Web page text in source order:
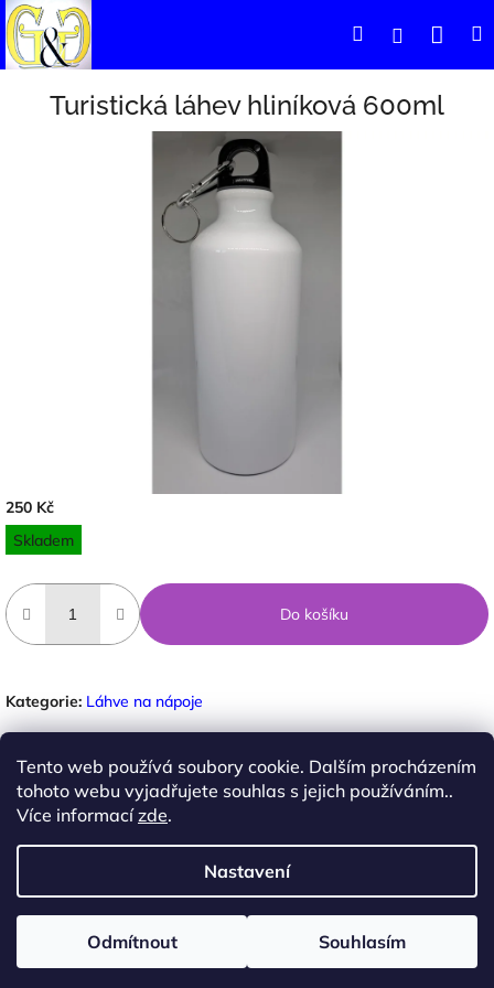
Tento web používá soubory cookie. Dalším procházením
tohoto webu vyjadřujete souhlas s jejich používáním..
Více informacízde.
Nastavení
Odmítnout Souhlasím
Přejít
na
obsah
HledatPřihlášení
Turistická láhev hliníková 600ml
250 Kč
Měrná
cena:
Skladem
Do košíku
Kategorie: Láhve na nápoje
ZEPTAT SE
Facebook
Vytvořil Shoptet Copyright 2026 Ateliér pod Lípou. Všechna práva
vyhrazena.